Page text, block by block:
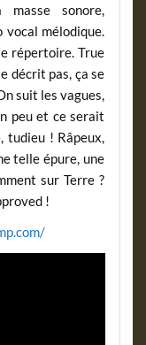
sonore,
vocal mélodique.
répertoire. True
décrit pas, ça se
suit les vagues,
peu et ce serait
tudieu ! Râpeux,
telle épure, une
sur Terre ?
!